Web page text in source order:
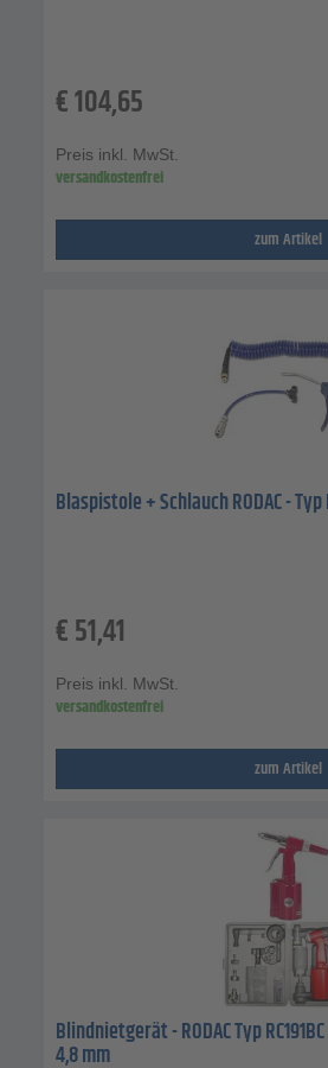
€104,65
Preis inkl. MwSt.
versandkostenfrei
zum Artikel
Blaspistole + Schlauch RODAC - Typ
€51,41
Preis inkl. MwSt.
versandkostenfrei
zum Artikel
Blindnietgerät - RODAC Typ
4,8 mm